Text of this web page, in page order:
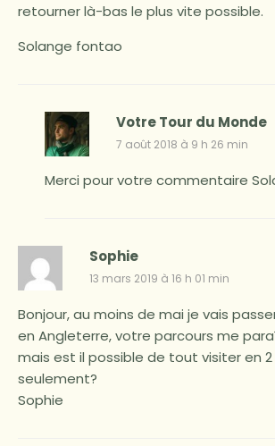
retourner là-bas le plus vite possible.
Solange fontao
Votre Tour du Monde
7 août 2018 à 9 h 26 min
Merci pour votre commentaire
Sophie
13 mars 2019 à 16 h 01 min
Bonjour, au moins de mai je vais
en Angleterre, votre parcours me
mais est il possible de tout visiter en 2
seulement?
Sophie